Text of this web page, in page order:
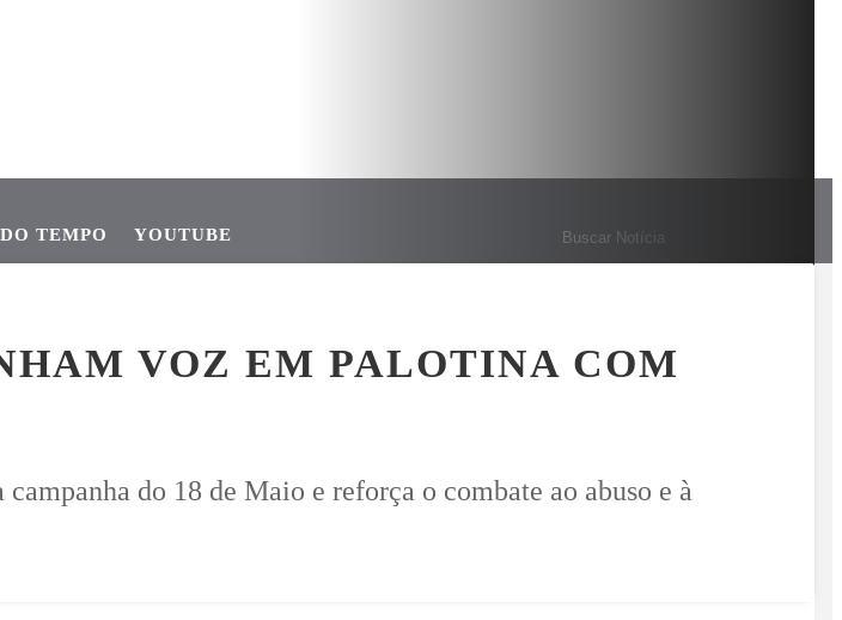
TEMPO YOUTUBE
VOZ EM PALOTINA COM
do 18 de Maio e reforça o combate ao abuso e à